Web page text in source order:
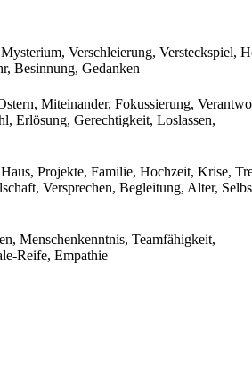
Verschleierung, Versteckspiel,
Besinnung, Gedanken
Miteinander, Fokussierung,
Erlösung, Gerechtigkeit, Loslassen,
Projekte, Familie, Hochzeit, Krise,
Versprechen, Begleitung, Alter,
Menschenkenntnis, Teamfähigkeit,
Reife, Empathie